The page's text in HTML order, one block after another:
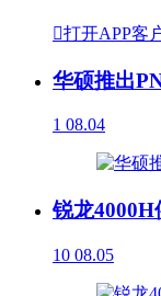
打开APP客
华硕推出
1 08.04
锐龙
10 08.05